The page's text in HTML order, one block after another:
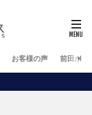
お客様の声 前田が行